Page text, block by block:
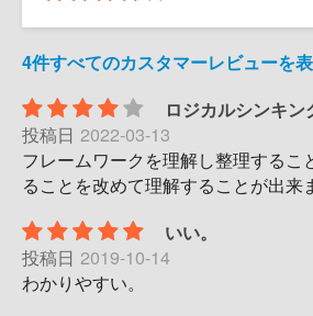
4件すべてのカスタマーレビューを
ロジカルシンキン
投稿日 2022-03-13
フレームワークを理解し整理するこ
ることを改めて理解することが出来
いい。
投稿日 2019-10-14
わかりやすい。